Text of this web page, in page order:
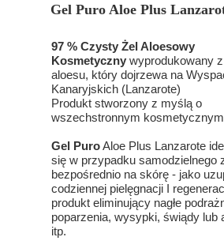
Gel Puro Aloe Plus
97 % Czysty Żel Aloesowy
Kosmetyczny wyprodukowany
aloesu, który dojrzewa na
Kanaryjskich (Lanzarote)
Produkt stworzony z myślą o
wszechstronnym
Gel PuroAloe Plus Lanzarote
się w przypadku samodzielnego
bezpośrednio na skórę - jako
codziennej pielęgnacji I
produkt eliminujący nagłe
poparzenia, wysypki, świądy lub
itp.